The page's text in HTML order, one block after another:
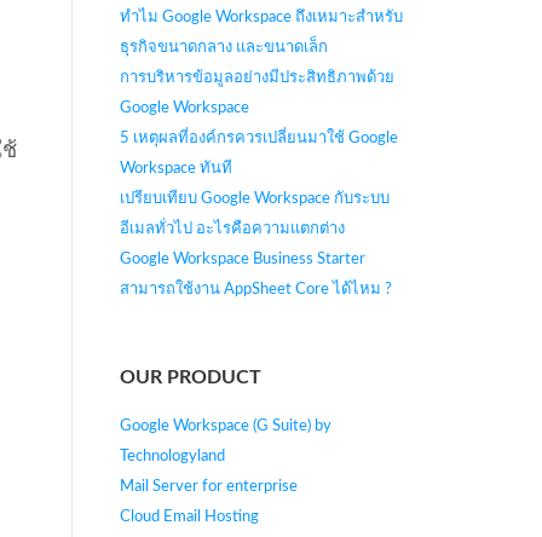
ทำไม Google Workspace ถึงเหมาะสำหรับ
ธุรกิจขนาดกลาง และขนาดเล็ก
การบริหารข้อมูลอย่างมีประสิทธิภาพด้วย
Google Workspace
5 เหตุผลที่องค์กรควรเปลี่ยนมาใช้ Google
Workspace ทันที
เปรียบเทียบ Google Workspace กับระบบ
อีเมลทั่วไป อะไรคือความแตกต่าง
Google Workspace Business Starter
สามารถใช้งาน AppSheet Core ได้ไหม ?
OUR PRODUCT
Google Workspace (G Suite) by
Technologyland
Mail Server for enterprise
Cloud Email Hosting